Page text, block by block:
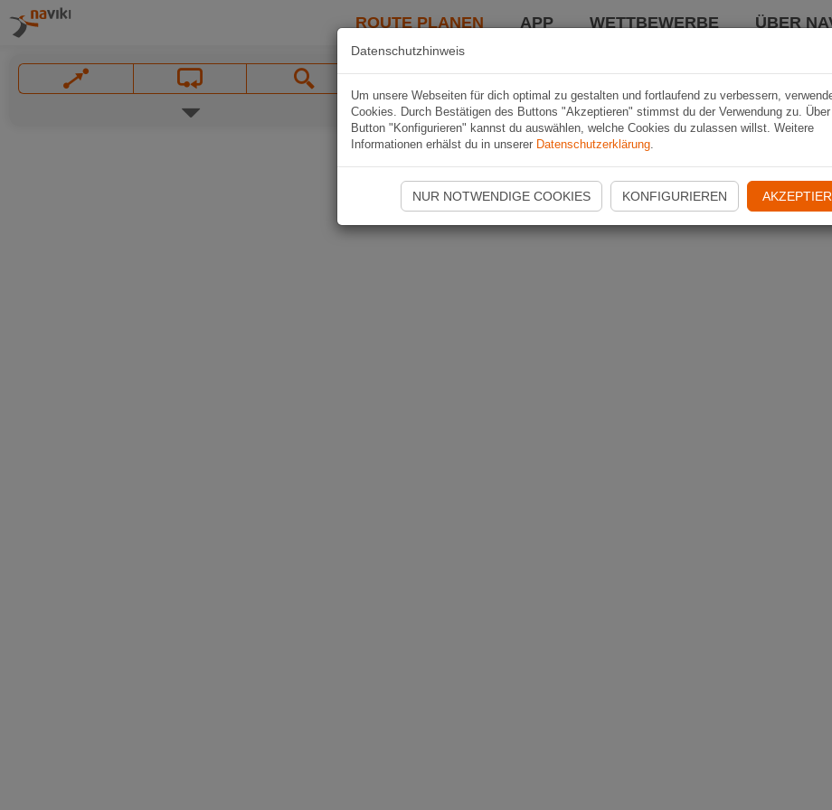
ROUTE PLANEN APP WETTBEWERBE ÜBER
Datenschutzhinweis
Um unsere Webseiten für dich optimal zu gestalten und fortlaufend zu verbessern,
Cookies. Durch Bestätigen des Buttons "Akzeptieren" stimmst du der Verwendung zu.
Button "Konfigurieren" kannst du auswählen, welche Cookies du zulassen willst. Weitere
Informationen erhälst du in unserer Datenschutzerklärung.
NUR NOTWENDIGE COOKIES KONFIGURIEREN